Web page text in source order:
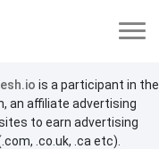
is a participant in the
an affiliate advertising
to earn advertising
.co.uk, .ca etc).